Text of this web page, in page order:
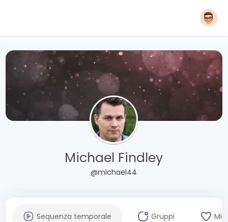
Michael Findley
@michael44
Sequenza temporale Gruppi Mi